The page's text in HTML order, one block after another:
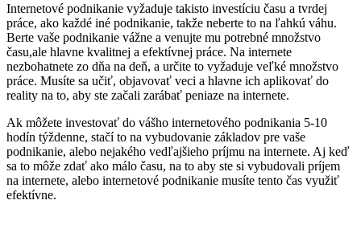
Internetové podnikanie vyžaduje takisto investíciu času a tvrdej
práce, ako každé iné podnikanie, takže neberte to na ľahkú váhu.
Berte vaše podnikanie vážne a venujte mu potrebné množstvo
času,ale hlavne kvalitnej a efektívnej práce. Na internete
nezbohatnete zo dňa na deň, a určite to vyžaduje veľké množstvo
práce. Musíte sa učiť, objavovať veci a hlavne ich aplikovať do
reality na to, aby ste začali zarábať peniaze na internete.
Ak môžete investovať do vášho internetového podnikania 5-10
hodín týždenne, stačí to na vybudovanie základov pre vaše
podnikanie, alebo nejakého vedľajšieho príjmu na internete. Aj keď
sa to môže zdať ako málo času, na to aby ste si vybudovali príjem
na internete, alebo internetové podnikanie musíte tento čas využiť
efektívne.